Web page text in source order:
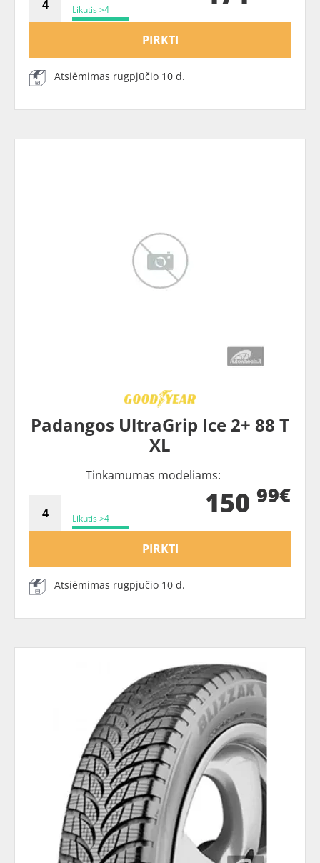
Likutis >4
PIRKTI
Atsiėmimas rugpjūčio 10 d.
Padangos UltraGrip Ice 2+ 88 T
XL
Tinkamumas modeliams:
Likutis >4 150 99€
PIRKTI
Atsiėmimas rugpjūčio 10 d.